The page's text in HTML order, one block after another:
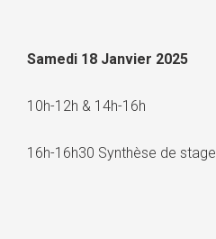
Samedi 18 Janvier 2025
10h-12h & 14h-16h
16h-16h30 Synthèse de stage